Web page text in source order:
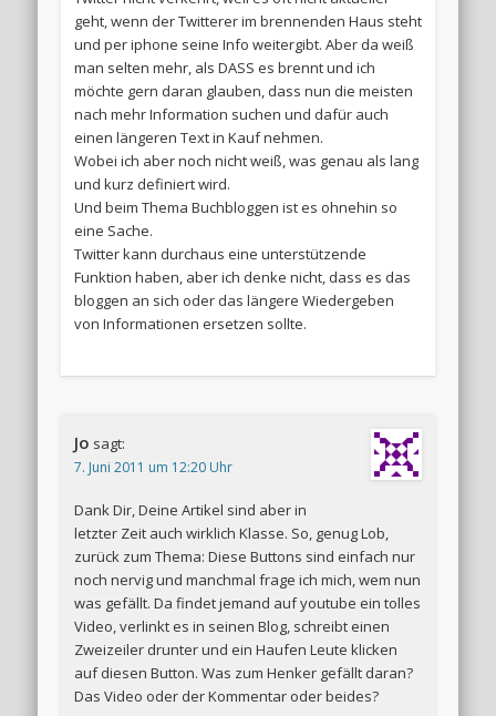
geht, wenn der Twitterer im brennenden Haus steht
und per iphone seine Info weitergibt. Aber da weiß
man selten mehr, als DASS es brennt und ich
möchte gern daran glauben, dass nun die meisten
nach mehr Information suchen und dafür auch
einen längeren Text in Kauf nehmen.
Wobei ich aber noch nicht weiß, was genau als lang
und kurz definiert wird.
Und beim Thema Buchbloggen ist es ohnehin so
eine Sache.
Twitter kann durchaus eine unterstützende
Funktion haben, aber ich denke nicht, dass es das
bloggen an sich oder das längere Wiedergeben
von Informationen ersetzen sollte.
Jo sagt:
7. Juni 2011 um 12:20 Uhr
Dank Dir, Deine Artikel sind aber in
letzter Zeit auch wirklich Klasse. So, genug Lob,
zurück zum Thema: Diese Buttons sind einfach nur
noch nervig und manchmal frage ich mich, wem nun
was gefällt. Da findet jemand auf youtube ein tolles
Video, verlinkt es in seinen Blog, schreibt einen
Zweizeiler drunter und ein Haufen Leute klicken
auf diesen Button. Was zum Henker gefällt daran?
Das Video oder der Kommentar oder beides?